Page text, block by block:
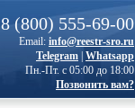
8 (800) 555-69-00
Email: info@reestr-sro.ru
Telegram Whatsapp
Пн.-Пт. с 05:00 до 18:00
Позвонить вам?